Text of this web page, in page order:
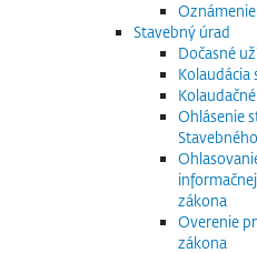
Stavebný úrad
Dočasné
Kolaudácia
Ohlásenie
zákona
Overenie
zákona